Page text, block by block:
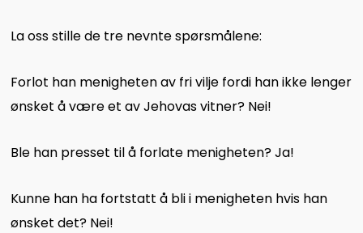
La oss stille de tre nevnte spørsmålene:
Forlot han menigheten av fri vilje fordi han ikke lenger
ønsket å være et av Jehovas vitner? Nei!
Ble han presset til å forlate menigheten? Ja!
Kunne han ha fortstatt å bli i menigheten hvis han
ønsket det? Nei!